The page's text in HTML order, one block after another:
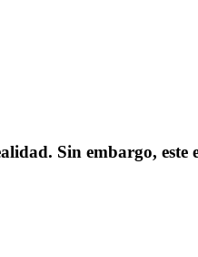
Sin embargo,